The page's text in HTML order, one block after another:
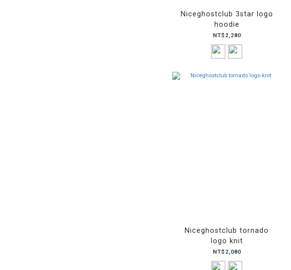
Niceghostclub 3star logo
hoodie
NT$2,280
Niceghostclub tornado
logo knit
NT$2,080